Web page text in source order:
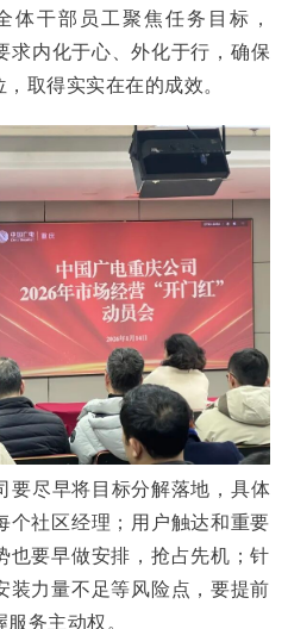
体干部员工聚焦任务目标，
求内化于心、外化于行，确保
取得实实在在的成效。
要尽早将目标分解落地，具体
个社区经理；用户触达和重要
也要早做安排，抢占先机；针
装力量不足等风险点，要提前
务主动权。